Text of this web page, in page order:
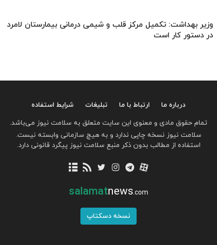
وزیر بهداشت: تکمیل مرکز قلب و شیمی درمانی بیمارستان لامرد
در دستور کار است
درباره ما ارتباط با ما تبلیغات
شرایط استفاده
تمام حقوق مادی و معنوی این سایت متعلق به سلامت نیوز می‌باشد.
سلامت نیوز نسخه چاپی ندارد و به هیچ سازمانی وابسته نیست.
استفاده از مطالب بدون ذکر منبع سلامت نیوز پیگرد قانونی دارد.
salamatnews.com
نسخه دسکتاپ